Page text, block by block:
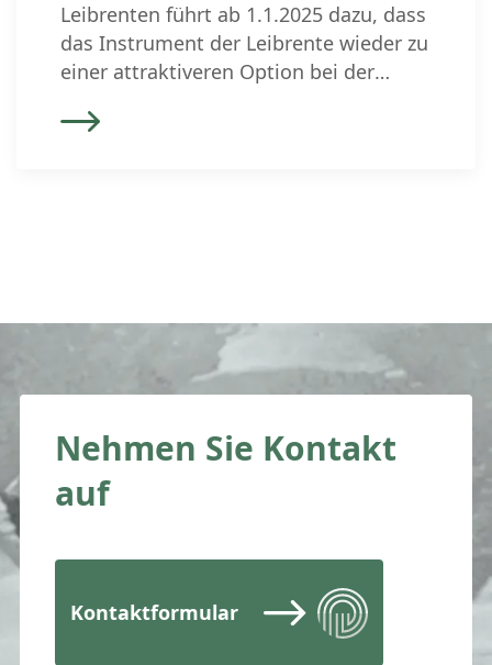
Leibrenten führt ab 1.1.2025 dazu, dass
das Instrument der Leibrente wieder zu
einer attraktiveren Option bei der
wird. Aktuell werden Leibrenten
Ertragsanteil […]
Nehmen Sie Kontakt
auf
Kontaktformular